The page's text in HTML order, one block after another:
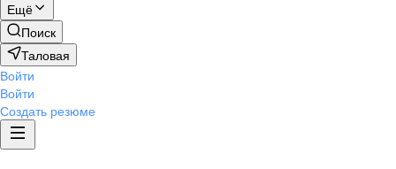
Ещё
Поиск
Таловая
Войти
Войти
Создать резюме